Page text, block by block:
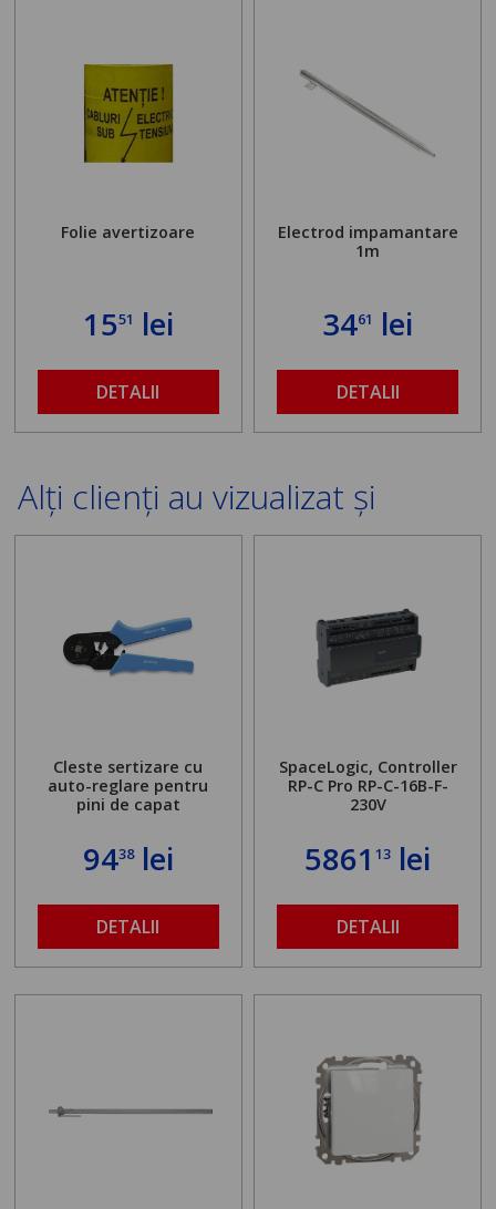
Folie avertizoare
1551 lei
DETALII
Electrod impamantare
1m
3461 lei
DETALII
Alți clienți au vizualizat și
Cleste sertizare cu
auto-reglare pentru
pini de capat
9438lei
DETALII
SpaceLogic, Controller
RP-C Pro RP-C-16B-F-
230V
586113 lei
DETALII